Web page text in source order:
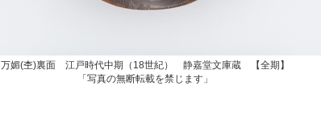
万媚(杢)裏面 江戸時代中期（18世紀） 静嘉堂文庫蔵 【全期】
「写真の無断転載を禁じます」